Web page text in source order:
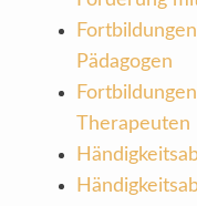
Pädagogen
Therapeuten